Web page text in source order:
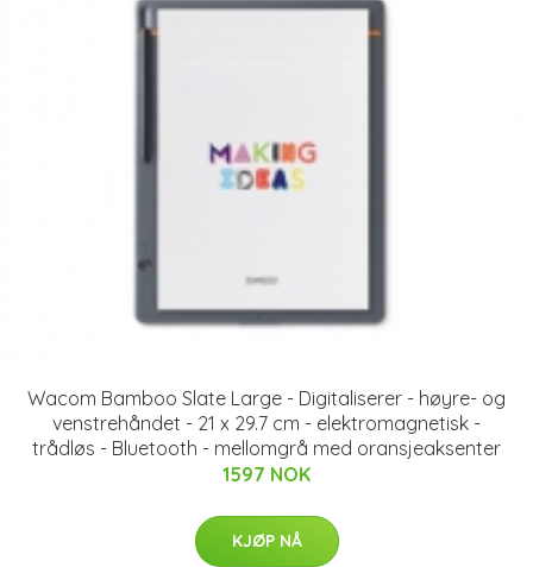
Wacom Bamboo Slate Large - Digitaliserer - høyre- og
venstrehåndet - 21 x 29.7 cm - elektromagnetisk -
trådløs - Bluetooth - mellomgrå med oransjeaksenter
1597 NOK
KJØP NÅ